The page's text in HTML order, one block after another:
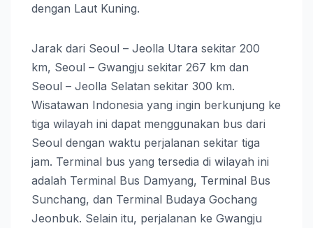
dengan Laut Kuning.
Jarak dari Seoul – Jeolla Utara sekitar 200
km, Seoul – Gwangju sekitar 267 km dan
Seoul – Jeolla Selatan sekitar 300 km.
Wisatawan Indonesia yang ingin berkunjung ke
tiga wilayah ini dapat menggunakan bus dari
Seoul dengan waktu perjalanan sekitar tiga
jam. Terminal bus yang tersedia di wilayah ini
adalah Terminal Bus Damyang, Terminal Bus
Sunchang, dan Terminal Budaya Gochang
Jeonbuk. Selain itu, perjalanan ke Gwangju